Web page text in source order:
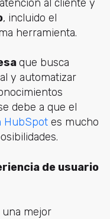
al cliente y
, incluido el
herramienta.
que busca
y automatizar
debe a que el
HubSpotes mucho
de usuario
una mejor